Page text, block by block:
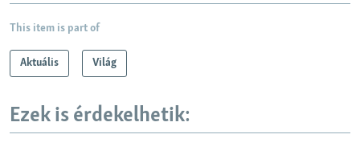
This item is part of
Aktuális Világ
Ezek is érdekelhetik: